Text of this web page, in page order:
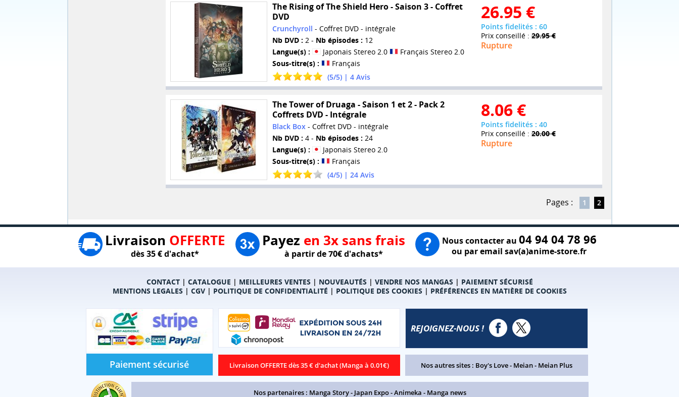
The Rising of The Shield Hero - Saison 3 - Coffret
DVD
Crunchyroll - Coffret DVD - intégrale
Nb DVD : 2 - Nb épisodes : 12
Langue(s) :
Japonais Stereo 2.0
Français Stereo 2.0
Sous-titre(s) :
Français
(5/5) | 4Avis
26.95 €
Points fidelités : 60
Prix conseillé : 29.95 €
Rupture
The Tower of Druaga - Saison 1 et 2 - Pack 2
Coffrets DVD - Intégrale
Black Box- Coffret DVD - intégrale
Nb DVD : 4 - Nb épisodes : 24
Langue(s) :
Japonais Stereo 2.0
Sous-titre(s) :
Français
(4/5) | 24Avis
8.06 €
Points fidelités : 40
Prix conseillé : 20.00 €
Rupture
Pages : 1 2
Livraison OFFERTE
dès 35 € d'achat*
Payez en 3x sans frais
à partir de 70€ d'achats*
Nous contacter au 04 94 04 78 96
ou par email sav(a)anime-store.fr
CONTACT| CATALOGUE | MEILLEURES VENTES | NOUVEAUTÉS | VENDRE NOS MANGAS | PAIEMENT SÉCURISÉ
MENTIONS LEGALES | CGV| POLITIQUE DE CONFIDENTIALITÉ | POLITIQUE DES COOKIES | PRÉFÉRENCES EN MATIÈRE DE COOKIES
Paiement sécurisé Livraison OFFERTE dès 35 € d'achat (Manga à 0.01€)
REJOIGNEZ-NOUS !
Nos autres sites : Boy's Love- Meian- Meian Plus
Nos partenaires : Manga Story- Japan Expo-Animeka - Manga news